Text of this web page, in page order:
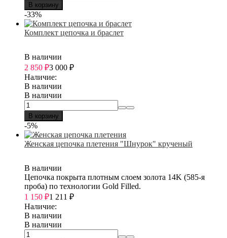
В корзину
-33%
Комплект цепочка и браслет
В наличии
2 850 ₽3 000 ₽
Наличие:
В наличии
В наличии
В корзину
-5%
Женская цепочка плетения "Шнурок" крученый
В наличии
Цепочка покрыта плотным слоем золота 14K (585-я
проба) по технологии Gold Filled.
1 150 ₽1 211 ₽
Наличие:
В наличии
В наличии